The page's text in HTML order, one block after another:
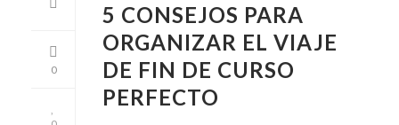
0
5 CONSEJOS PARA
ORGANIZAR EL VIAJE
DE FIN DE CURSO
PERFECTO